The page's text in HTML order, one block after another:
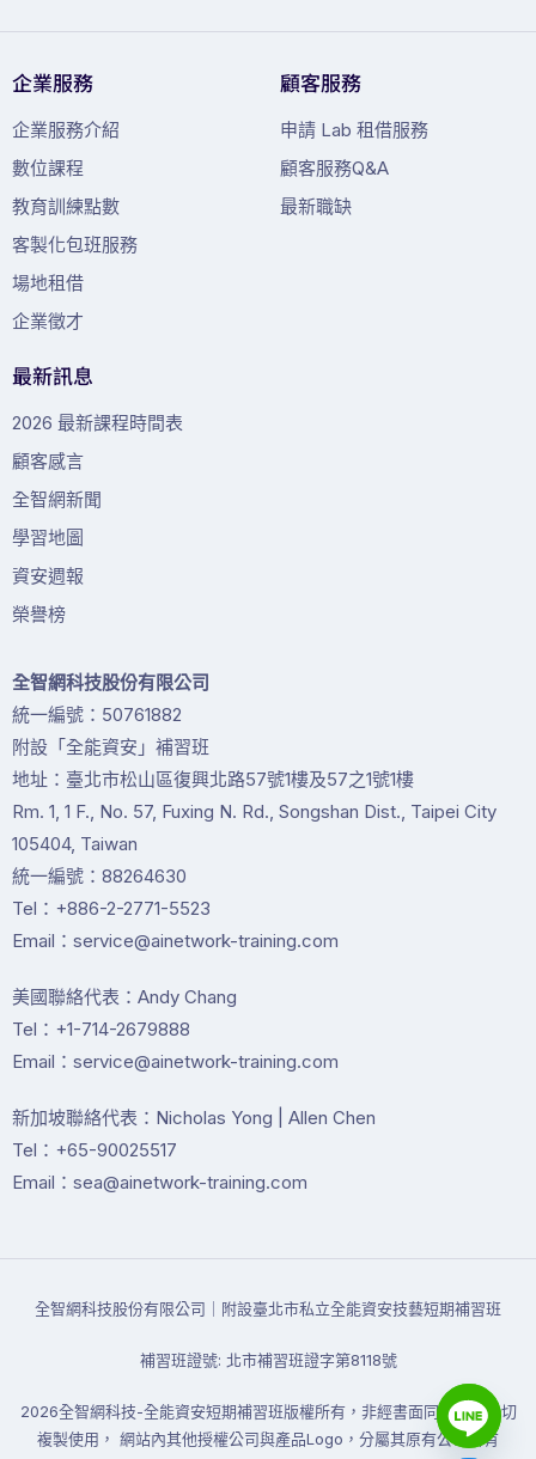
企業服務
企業服務介紹
數位課程
教育訓練點數
客製化包班服務
場地租借
企業徵才
顧客服務
申請 Lab 租借服務
顧客服務Q&A
最新職缺
最新訊息
2026 最新課程時間表
顧客感言
全智網新聞
學習地圖
資安週報
榮譽榜
全智網科技股份有限公司
統一編號：50761882
附設「全能資安」補習班
地址：臺北市松山區復興北路57號1樓及57之1號1樓
Rm. 1, 1 F., No. 57, Fuxing N. Rd., Songshan Dist., Taipei City
105404, Taiwan
統一編號：88264630
Tel：+886-2-2771-5523
Email：service@ainetwork-training.com
美國聯絡代表：Andy Chang
Tel：+1-714-2679888
Email：service@ainetwork-training.com
新加坡聯絡代表：Nicholas Yong | Allen Chen
Tel：+65-90025517
Email：sea@ainetwork-training.com
全智網科技股份有限公司｜附設臺北市私立全能資安技藝短期補習班
補習班證號: 北市補習班證字第8118號
2026全智網科技-全能資安短期補習班版權所有，非經書面同意禁止一切
複製使用， 網站內其他授權公司與產品Logo，分屬其原有公司所有